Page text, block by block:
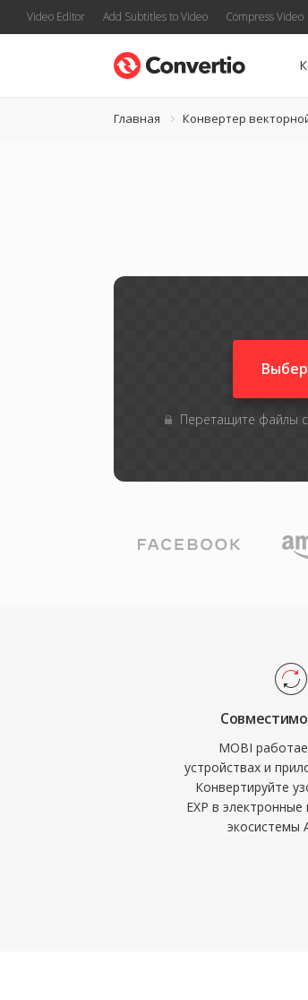
Video Editor Add Subtitles to Video Compress Video
Главная Конвертер
Перетащите файлы
MOBI
устройствах и
Конвертируйте
EXP в электронные
экосистемы